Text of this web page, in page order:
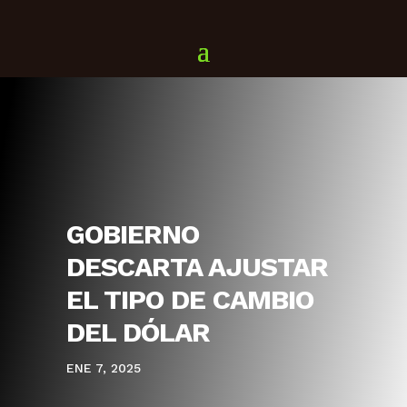
GOBIERNO
DESCARTA AJUSTAR
EL TIPO DE CAMBIO
DEL DÓLAR
ENE 7, 2025